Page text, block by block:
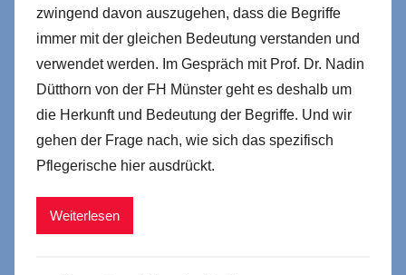
zwingend davon auszugehen, dass die Begriffe
immer mit der gleichen Bedeutung verstanden und
verwendet werden. Im Gespräch mit Prof. Dr. Nadin
Dütthorn von der FH Münster geht es deshalb um
die Herkunft und Bedeutung der Begriffe. Und wir
gehen der Frage nach, wie sich das spezifisch
Pflegerische hier ausdrückt.
Weiterlesen